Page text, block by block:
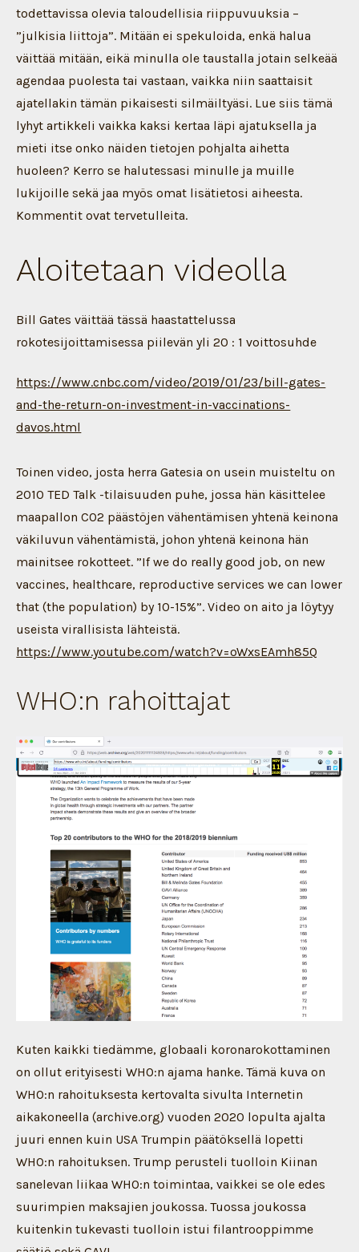
todettavissa olevia taloudellisia riippuvuuksia –
”julkisia liittoja”. Mitään ei spekuloida, enkä halua
väittää mitään, eikä minulla ole taustalla jotain selkeää
agendaa puolesta tai vastaan, vaikka niin saattaisit
ajatellakin tämän pikaisesti silmäiltyäsi. Lue siis tämä
lyhyt artikkeli vaikka kaksi kertaa läpi ajatuksella ja
mieti itse onko näiden tietojen pohjalta aihetta
huoleen? Kerro se halutessasi minulle ja muille
lukijoille sekä jaa myös omat lisätietosi aiheesta.
Kommentit ovat tervetulleita.
Aloitetaan videolla
Bill Gates väittää tässä haastattelussa
rokotesijoittamisessa piilevän yli 20 : 1 voittosuhde
https://www.cnbc.com/video/2019/01/23/bill-gates-
and-the-return-on-investment-in-vaccinations-
davos.html
Toinen video, josta herra Gatesia on usein muisteltu on
2010 TED Talk -tilaisuuden puhe, jossa hän käsittelee
maapallon C02 päästöjen vähentämisen yhtenä keinona
väkiluvun vähentämistä, johon yhtenä keinona hän
mainitsee rokotteet. ”If we do really good job, on new
vaccines, healthcare, reproductive services we can lower
that (the population) by 10-15%”. Video on aito ja löytyy
useista virallisista lähteistä.
https://www.youtube.com/watch?v=oWxsEAmh85Q
WHO:n rahoittajat
Kuten kaikki tiedämme, globaali koronarokottaminen
on ollut erityisesti WHO:n ajama hanke. Tämä kuva on
WHO:n rahoituksesta kertovalta sivulta Internetin
aikakoneella (archive.org) vuoden 2020 lopulta ajalta
juuri ennen kuin USA Trumpin päätöksellä lopetti
WHO:n rahoituksen. Trump perusteli tuolloin Kiinan
sanelevan liikaa WHO:n toimintaa, vaikkei se ole edes
suurimpien maksajien joukossa. Tuossa joukossa
kuitenkin tukevasti tuolloin istui filantrooppimme